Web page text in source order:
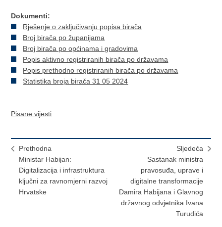
Dokumenti:
Rješenje o zaključivanju popisa birača
Broj birača po županijama
Broj birača po općinama i gradovima
Popis aktivno registriranih birača po državama
Popis prethodno registriranih birača po državama
Statistika broja birača 31 05 2024
Pisane vijesti
Prethodna
Ministar Habijan:
Digitalizacija i infrastruktura
ključni za ravnomjerni razvoj
Hrvatske
Sljedeća
Sastanak ministra
pravosuđa, uprave i
digitalne transformacije
Damira Habijana i Glavnog
državnog odvjetnika Ivana
Turudića